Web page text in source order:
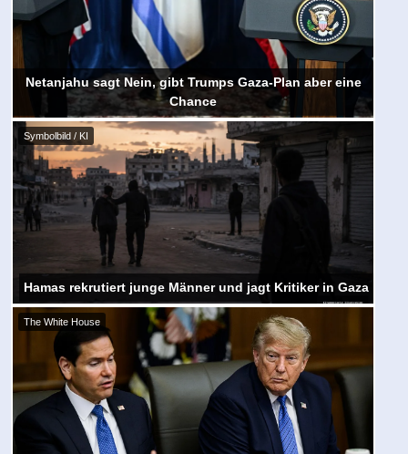
Netanjahu sagt Nein, gibt Trumps Gaza-Plan aber eine
Chance
Symbolbild / KI
Hamas rekrutiert junge Männer und jagt Kritiker in Gaza
The White House